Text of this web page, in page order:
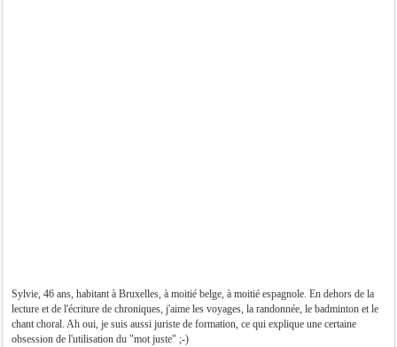
Sylvie, 46 ans, habitant à Bruxelles, à moitié belge, à moitié espagnole. En dehors de la
lecture et de l'écriture de chroniques, j'aime les voyages, la randonnée, le badminton et le
chant choral. Ah oui, je suis aussi juriste de formation, ce qui explique une certaine
obsession de l'utilisation du "mot juste" ;-)